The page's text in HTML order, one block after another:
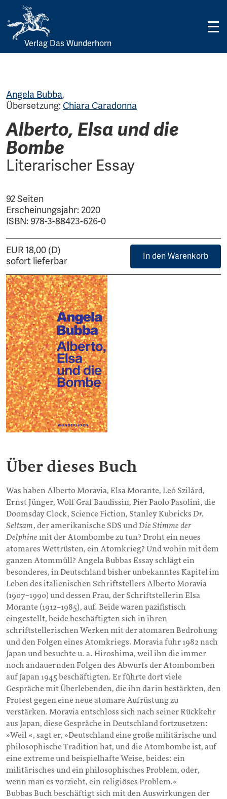
Skip
Verlag Das Wunderhorn
Angela Bubba,
Übersetzung: Chiara Caradonna
Alberto, Elsa und die
Bombe
Literarischer Essay
92 Seiten
Erscheinungsjahr: 2020
ISBN: 978-3-88423-626-0
EUR 18,00 (D)
sofort lieferbar
In den Warenkorb
Über dieses Buch
Was haben Alberto Moravia, Elsa Morante, Leó Szilárd,
Ernst Jünger, Wolf Graf Baudissin, Pier Paolo Pasolini, die
Doomsday Clock, Science Fiction, Stanley Kubricks Dr.
Seltsam, der amerikanische SDS undDie Stimme der
Delphine mit der Atombombe zu tun? Droht ein neues
atomares Wettrüsten, ein Atomkrieg? Und wohin mit dem
ganzen Atommüll? Angela Bubbas Essay schlägt ein
besonderes, in Deutschland bisher unbekanntes Kapitel im
Leben des italienischen Schriftstellers Alberto Moravia
(1907–1990) und dessen Frau, der Schriftstellerin Elsa
Morante (1912–1985), auf. Beide waren pazifistisch
eingestellt, beide beschäftigten sich in ihren
schriftstellerischen Werken mit der atomaren Bedrohung
und den Folgen eines Atomkriegs. Moravia fuhr 1982 nach
Japan und besuchte u. a. Hiroshima, weil ihn die immer
noch andauernden Folgen des Abwurfs der Atombomben
auf Japan 1945 beschäftigten. Er führte dort viele
Gespräche mit Überlebenden, die ihn darin bestärkten, den
Protest gegen eine neue atomare Aufrüstung zu
verstärken. Moravia entschloss sich nach seiner Rückkehr
aus Japan, diese Gespräche in Deutschland fortzusetzen:
»Weil «, sagt er, »Deutschland eine große militärische und
philosophische Tradition hat, und die Atombombe ist, auf
eine extreme und beispielhafte Weise, beides: ein
militärisches und ein philosophisches Problem, oder,
wenn man es vorzieht, ein religiöses Problem.«
Bubbas Buch beschäftigt sich mit den Auswirkungen der